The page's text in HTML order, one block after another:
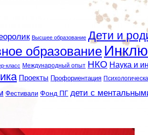
Высшее образование Дети и
образование
класс Международный опыт НКО Наука и
Проекты Профориентация
Фестивали Фонд ПГ дети с